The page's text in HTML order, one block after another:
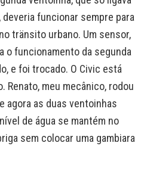
funcionar sempre para
tränsito urbano. Um sensor,
o funcionamento da segunda
e foi trocado. O Civic está
Renato, meu mecânico, rodou
agora as duas ventoinhas
de água se mantém no
sem colocar uma gambiara